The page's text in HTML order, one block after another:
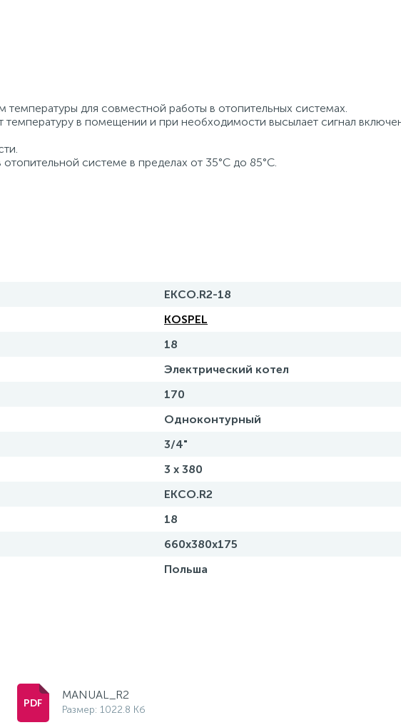
температуры для совместной работы в отопительных системах.
температуру в помещении и при необходимости высылает сигнал
системе в пределах от 35°С до 85°С.
EKCO.R2-18
KOSPEL
18
Электрический котел
170
Одноконтурный
3/4"
3 х 380
EKCO.R2
18
660х380х175
Польша
MANUAL_R2
Размер: 1022.8 Кб